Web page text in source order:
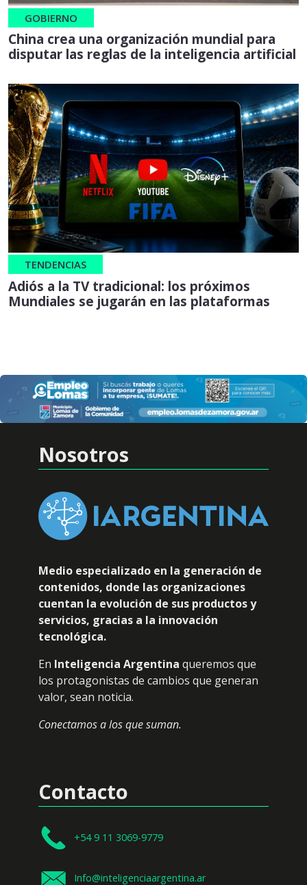
GOBIERNO
China crea una organización mundial para
disputar las reglas de la inteligencia artificial
TENDENCIAS
Adiós a la TV tradicional: los próximos
Mundiales se jugarán en las plataformas
Nosotros
Medio especializado en la generación de
contenidos, donde las organizaciones
cuentan la evolución de sus productos y
servicios, gracias a la innovación
tecnológica.
En Inteligencia Argentina queremos que
los protagonistas de cambios que generan
valor, sean noticia.
Conectamos a los que suman.
Contacto
+54 9 11 3069-9779
Info@inteligenciaargentina.ar